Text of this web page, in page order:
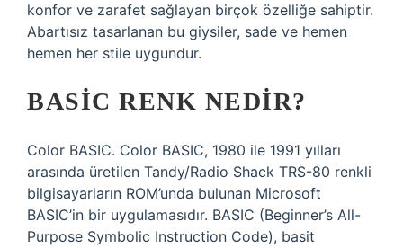
konfor ve zarafet sağlayan birçok özelliğe sahiptir.
Abartısız tasarlanan bu giysiler, sade ve hemen
hemen her stile uygundur.
BASIC RENK NEDIR?
Color BASIC. Color BASIC, 1980 ile 1991 yılları
arasında üretilen Tandy/Radio Shack TRS-80 renkli
bilgisayarların ROM’unda bulunan Microsoft
BASIC’in bir uygulamasıdır. BASIC (Beginner’s All-
Purpose Symbolic Instruction Code), basit